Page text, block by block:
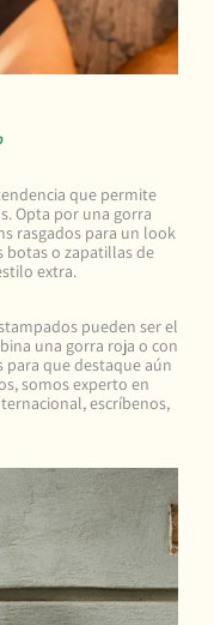
que permite
Opta por una gorra
rasgados para un look
botas o zapatillas de
extra.
pueden ser el
una gorra roja o con
para que destaque aún
somos experto en
escríbenos,